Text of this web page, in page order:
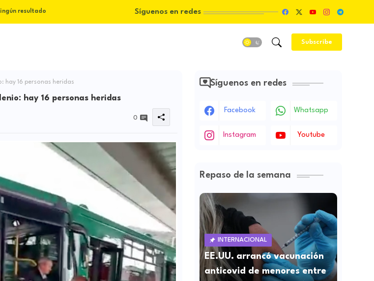
resultado Síguenos en redes
Subscribe
hay 16 personas heridas
hay 16 personas heridas
0
Síguenos en redes
Facebook Whatsapp
Instagram Youtube
Repaso de la semana
INTERNACIONAL
EE.UU. arrancó vacunación
anticovid de menores entre